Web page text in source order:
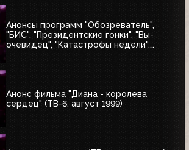
Анонсы программ "Обозреватель",
"БИС", "Президентские гонки", "Вы-
очевидец", "Катастрофы недели",
Анонс фильма "Диана - королева
сердец" (ТВ-6, август 1999)